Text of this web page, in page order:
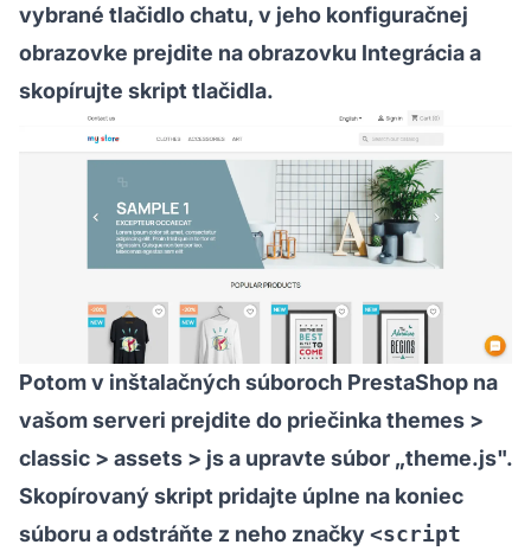
vybrané tlačidlo chatu, v jeho konfiguračnej
obrazovke prejdite na obrazovku Integrácia a
skopírujte skript tlačidla.
Potom v inštalačných súboroch PrestaShop na
vašom serveri prejdite do priečinka themes >
classic > assets > js a upravte súbor „theme.js".
Skopírovaný skript pridajte úplne na koniec
súboru a odstráňte z neho značky<script